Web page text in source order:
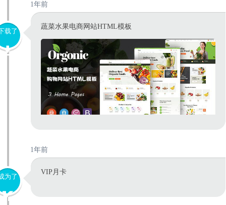
1年前
载了
蔬菜水果电商网站HTML模板
1年前
为了
VIP月卡